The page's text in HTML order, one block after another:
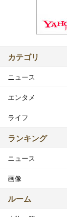
カテゴリ
ニュース
エンタメ
ライフ
ランキング
ニュース
画像
ルーム